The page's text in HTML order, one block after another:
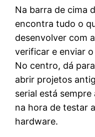
Na barra de cima
encontra tudo o
desenvolver com
verificar e enviar
No centro, dá
abrir projetos
serial está
na hora de testar
hardware.